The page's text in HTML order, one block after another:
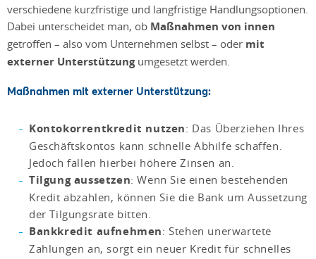
verschiedene kurzfristige und langfristige Handlungsoptionen.
Dabei unterscheidet man, ob Maßnahmen von innen
getroffen – also vom Unternehmen selbst ­– oder mit
externer Unterstützungumgesetzt werden.
Maßnahmen mit externer Unterstützung:
Kontokorrentkredit nutzen: Das Überziehen Ihres
Geschäftskontos kann schnelle Abhilfe schaffen.
Jedoch fallen hierbei höhere Zinsen an.
Tilgung aussetzen: Wenn Sie einen bestehenden
Kredit abzahlen, können Sie die Bank um Aussetzung
der Tilgungsrate bitten.
Bankkredit aufnehmen: Stehen unerwartete
Zahlungen an, sorgt ein neuer Kredit für schnelles